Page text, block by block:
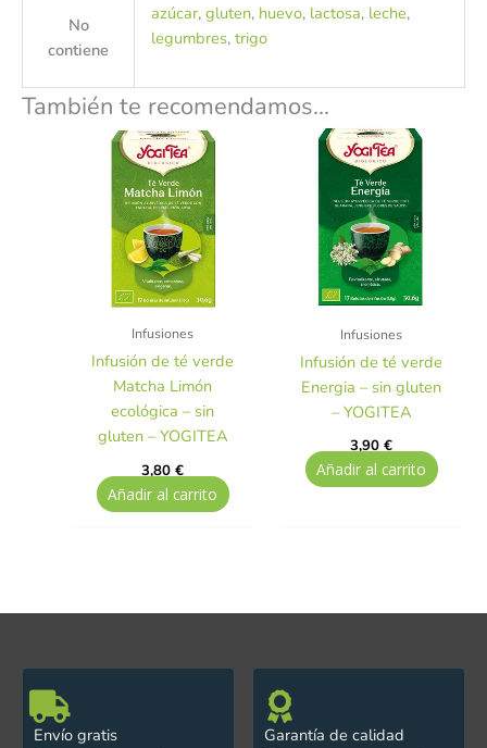
No
contiene
azúcar, gluten, huevo, lactosa, leche,
legumbres, trigo
También te recomendamos…
Infusiones
Infusión de té verde
Matcha Limón
ecológica – sin
gluten – YOGITEA
3,80€
Añadir al carrito
Infusiones
Infusión de té verde
Energia – sin gluten
– YOGITEA
3,90€
Añadir al carrito
Envío gratis
Garantía de calidad